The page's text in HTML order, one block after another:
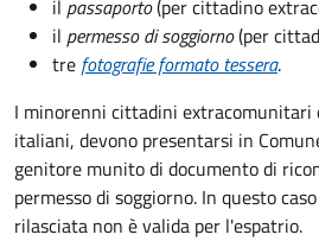
il passaporto(per cittadino
il permesso di soggiorno(per
tre fotografie formato tessera.
I minorenni cittadini extracomunitari
italiani, devono presentarsi in
genitore munito di documento di
permesso di soggiorno. In questo
rilasciata non è valida per l'espatrio.